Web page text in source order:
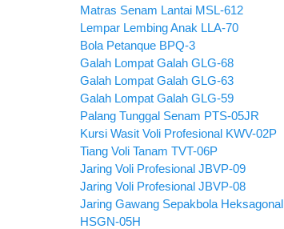
Matras Senam Lantai MSL-612
Lempar Lembing Anak LLA-70
Bola Petanque BPQ-3
Galah Lompat Galah GLG-68
Galah Lompat Galah GLG-63
Galah Lompat Galah GLG-59
Palang Tunggal Senam PTS-05JR
Kursi Wasit Voli Profesional KWV-02P
Tiang Voli Tanam TVT-06P
Jaring Voli Profesional JBVP-09
Jaring Voli Profesional JBVP-08
Jaring Gawang Sepakbola Heksagonal
HSGN-05H